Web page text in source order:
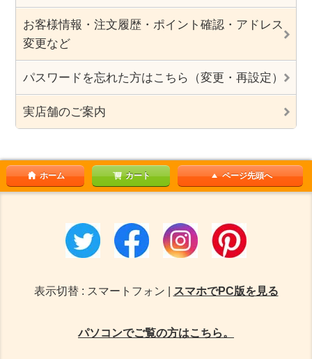
お客様情報・注文履歴・ポイント確認・アドレス
変更など
パスワードを忘れた方はこちら（変更・再設定）
実店舗のご案内
ホーム カート ページ先頭へ
表示切替 : スマートフォン | スマホでPC版を見る
パソコンでご覧の方はこちら。